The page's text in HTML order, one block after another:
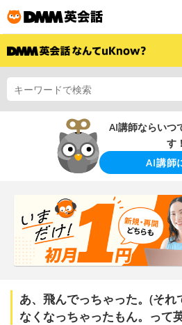
AI講師ならいつ
す！
AI講師
あ、飛んでっちゃった。(そ
なくなっちゃったもん。って